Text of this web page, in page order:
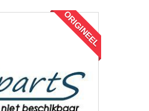
ORIGINEEL